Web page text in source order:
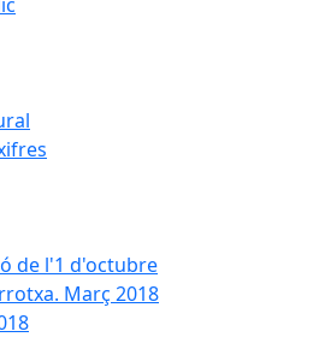
de l'1 d'octubre
Març 2018